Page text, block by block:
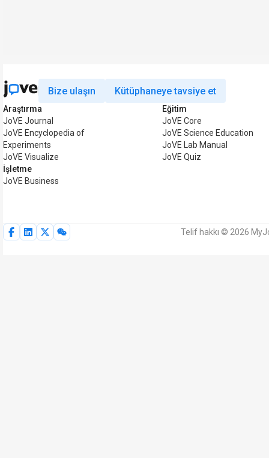
Bize ulaşın Kütüphaneye tavsiye et
Araştırma
JoVE Journal
JoVE Encyclopedia of
Experiments
JoVE Visualize
İşletme
JoVE Business
Eğitim
JoVE Core
JoVE Science Education
JoVE Lab Manual
JoVE Quiz
Telif hakkı © 2026